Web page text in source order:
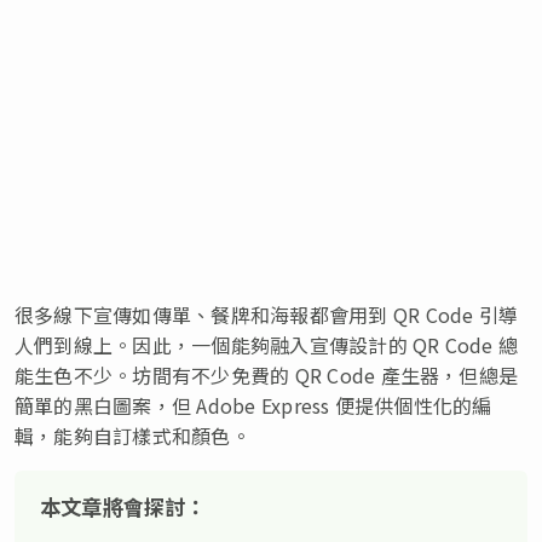
很多線下宣傳如傳單、餐牌和海報都會用到 QR Code 引導
人們到線上。因此，一個能夠融入宣傳設計的 QR Code 總
能生色不少。坊間有不少免費的 QR Code 產生器，但總是
簡單的黑白圖案，但 Adobe Express 便提供個性化的編
輯，能夠自訂樣式和顏色。
本文章將會探討：